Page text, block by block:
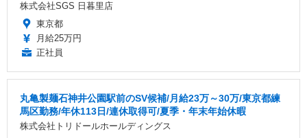
株式会社SGS 日暮里店
東京都
月給25万円
正社員
丸亀製麺石神井公園駅前のSV候補/月給23万～30万/東京都練
馬区勤務/年休113日/連休取得可/夏季・年末年始休暇
株式会社トリドールホールディングス